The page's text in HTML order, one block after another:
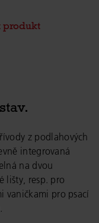
produkt
z podlahových
integrovaná
na dvou
lišty, resp. pro
vaničkami pro psací